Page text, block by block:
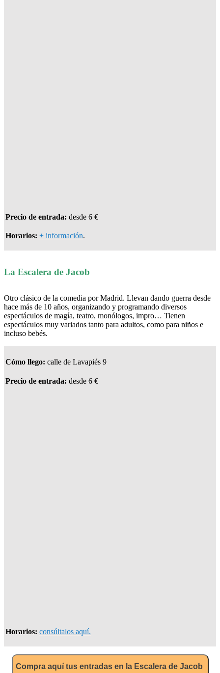
Precio de entrada:desde 6 €
Horarios: + información.
La Escalera de Jacob
Otro clásico de la comedia por Madrid. Llevan dando guerra desde
hace más de 10 años, organizando y programando diversos
espectáculos de magía, teatro, monólogos, impro… Tienen
espectáculos muy variados tanto para adultos, como para niños e
incluso bebés.
Cómo llego:calle de Lavapiés 9
Precio de entrada: desde 6 €
Horarios:consúltalos aquí.
Compra aquí tus entradas en la Escalera de Jacob